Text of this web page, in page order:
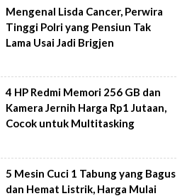
Mengenal Lisda Cancer, Perwira
Tinggi Polri yang Pensiun Tak
Lama Usai Jadi Brigjen
4 HP Redmi Memori 256 GB dan
Kamera Jernih Harga Rp1 Jutaan,
Cocok untuk Multitasking
5 Mesin Cuci 1 Tabung yang Bagus
dan Hemat Listrik, Harga Mulai